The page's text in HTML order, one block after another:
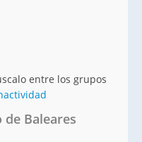
entre los grupos
de Baleares